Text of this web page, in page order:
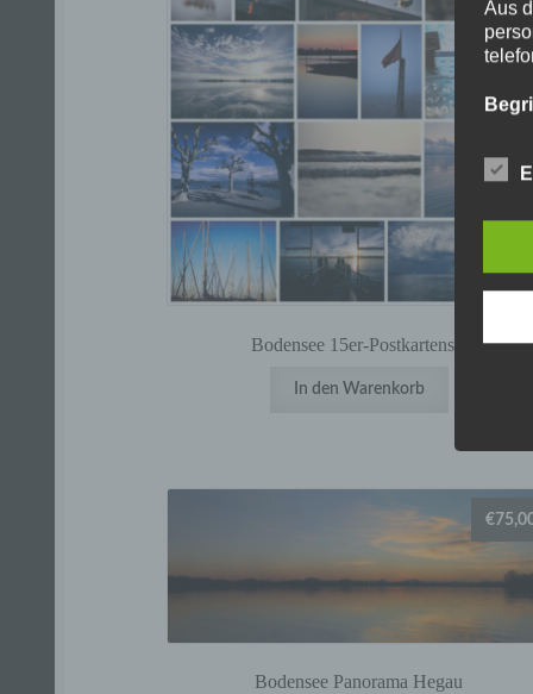
Bodensee 15er-Postkartenset
In den Warenkorb
Bodensee Panorama Hegau
€
Aus
Die
dies